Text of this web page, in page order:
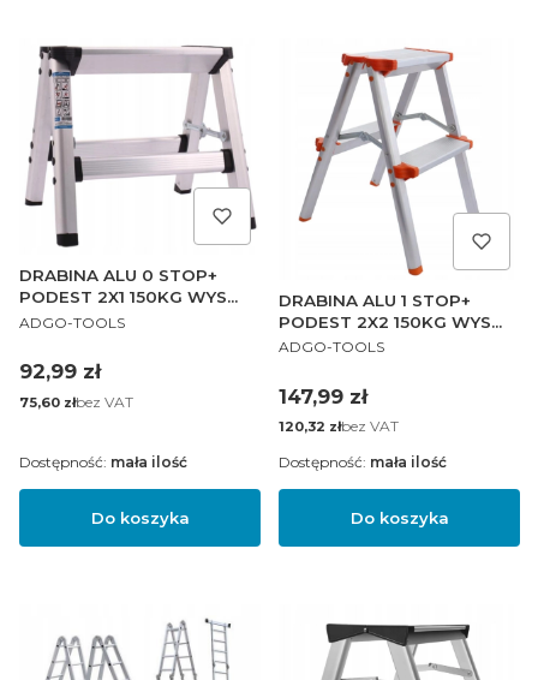
DRABINA ALU 0 STOP+
PODEST 2X1 150KG WYS
30CM
PRODUCENT
ADGO-TOOLS
Cena
92,99 zł
Cena
75,60 złbez VAT
Do koszyka
Dostępność: mała ilość
DRABINA ALU 1 STOP+
PODEST 2X2 150KG WYS
495CM
PRODUCENT
ADGO-TOOLS
Cena
147,99 zł
Cena
120,32 złbez VAT
Do koszyka
Dostępność: mała ilość